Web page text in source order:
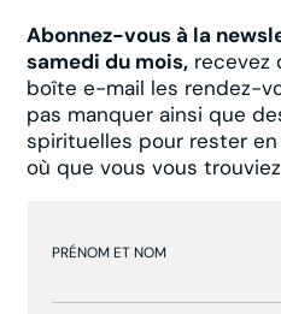
Abonnez-vous à la
samedi du mois, recevez
boîte e-mail les rendez-
pas manquer ainsi que
spirituelles pour rester
où que vous vous
PRÉNOM ET NOM